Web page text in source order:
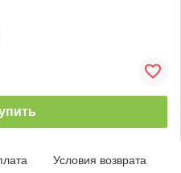
Условия возврата